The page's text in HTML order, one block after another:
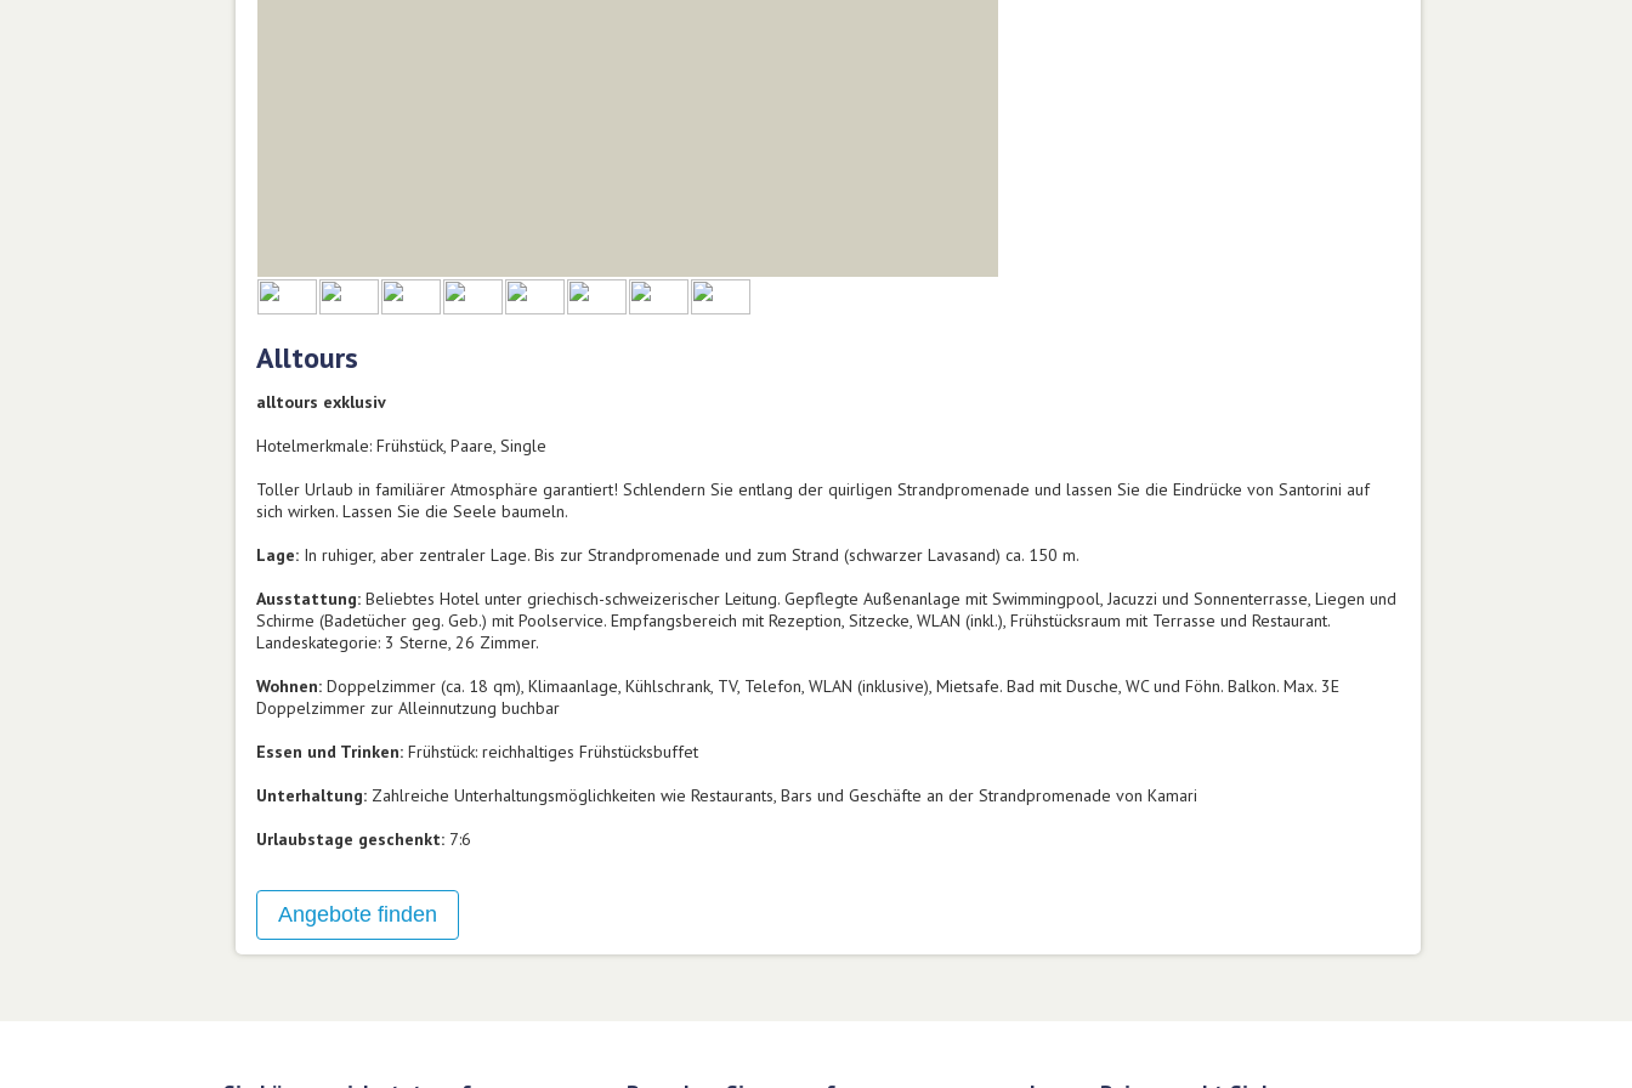
Alltours
alltours exklusiv
Hotelmerkmale: Frühstück, Paare, Single
Toller Urlaub in familiärer Atmosphäre garantiert! Schlendern Sie entlang der quirligen Strandpromenade und lassen Sie die Eindrücke von Santorini auf
sich wirken. Lassen Sie die Seele baumeln.
Lage: In ruhiger, aber zentraler Lage. Bis zur Strandpromenade und zum Strand (schwarzer Lavasand) ca. 150 m.
Ausstattung: Beliebtes Hotel unter griechisch-schweizerischer Leitung. Gepflegte Außenanlage mit Swimmingpool, Jacuzzi und Sonnenterrasse, Liegen und
Schirme (Badetücher geg. Geb.) mit Poolservice. Empfangsbereich mit Rezeption, Sitzecke, WLAN (inkl.), Frühstücksraum mit Terrasse und Restaurant.
Landeskategorie: 3 Sterne, 26 Zimmer.
Wohnen: Doppelzimmer (ca. 18 qm), Klimaanlage, Kühlschrank, TV, Telefon, WLAN (inklusive), Mietsafe. Bad mit Dusche, WC und Föhn. Balkon. Max. 3E
Doppelzimmer zur Alleinnutzung buchbar
Essen und Trinken: Frühstück: reichhaltiges Frühstücksbuffet
Unterhaltung: Zahlreiche Unterhaltungsmöglichkeiten wie Restaurants, Bars und Geschäfte an der Strandpromenade von Kamari
Urlaubstage geschenkt: 7:6